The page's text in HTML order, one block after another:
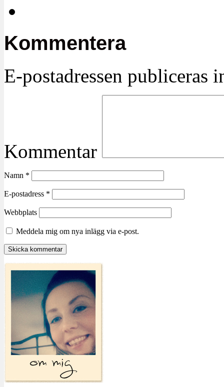
Kommentera
E-postadressen publiceras
Kommentar
Namn *
E-postadress *
Webbplats
Meddela mig om nya inlägg via e-post.